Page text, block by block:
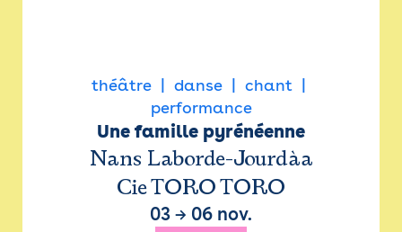
théâtre danse
chant
performance
Une famille pyrénéenne
Nans Laborde-Jourdàa
Cie TORO TORO
03 → 06 nov.